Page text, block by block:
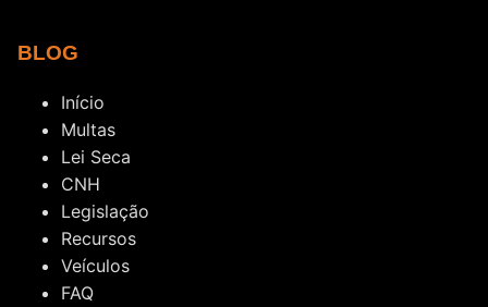
BLOG
Início
Multas
Lei Seca
CNH
Legislação
Recursos
Veículos
FAQ